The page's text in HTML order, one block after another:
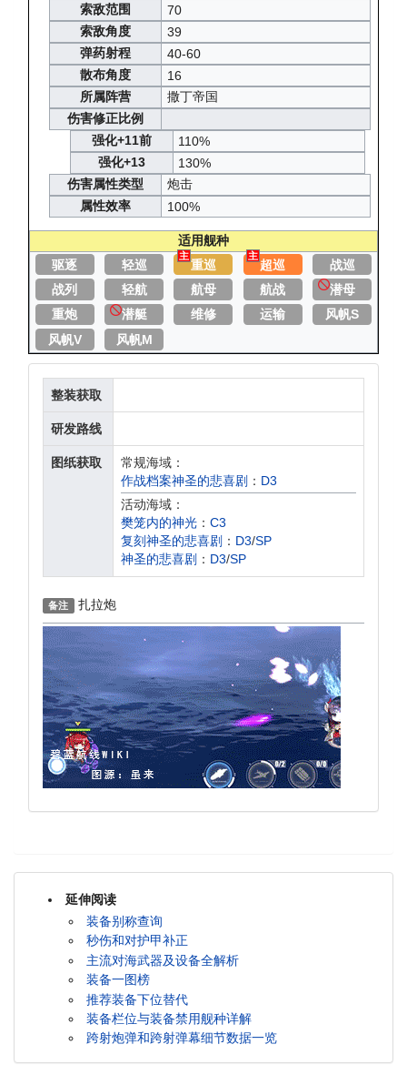
索敌范围
70
索敌角度
39
弹药射程
40-60
散布角度
16
所属阵营
撒丁帝国
伤害修正比例
强化+11前
110%
强化+13
130%
伤害属性类型
炮击
属性效率
100%
适用舰种
驱逐
轻巡
主
重巡
主
超巡
战巡
战列
轻航 航母 航战
潜母
重炮
潜艇 维修 运输
风帆S
风帆V
风帆M
整装获取
研发路线
图纸获取
常规海域：
作战档案神圣的悲喜剧 ： D3
活动海域：
樊笼内的神光 ： C3
复刻神圣的悲喜剧 ： D3/SP
神圣的悲喜剧 ： D3/SP
备注 扎拉炮
延伸阅读
装备别称查询
秒伤和对护甲补正
主流对海武器及设备全解析
装备一图榜
推荐装备下位替代
装备栏位与装备禁用舰种详解
跨射炮弹和跨射弹幕细节数据一览